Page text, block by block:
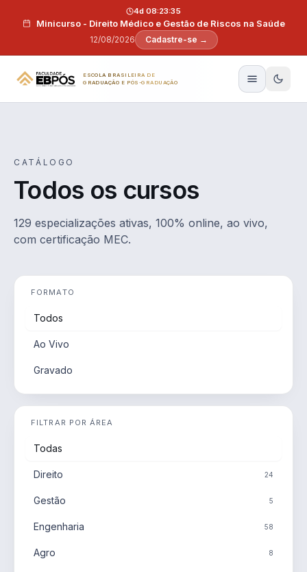
Minicurso - Direito Médico e Gestão de Riscos na Saúde
12/08/2026
4d 08:23:34
Cadastre-se →
ESCOLA BRASILEIRA DE
GRADUAÇÃO E PÓS-GRADUAÇÃO
CATÁLOGO
Todos os cursos
129 especializações ativas, 100% online, ao vivo,
com certificação MEC.
FORMATO
Todos
Ao Vivo
Gravado
FILTRAR POR ÁREA
Todas
Direito 24
Gestão 5
Engenharia 58
Agro 8